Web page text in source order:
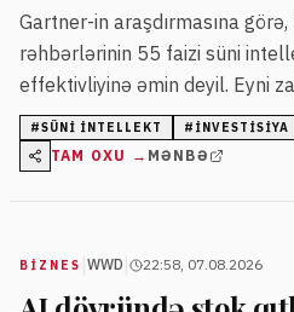
Gartner-in araşdırmasına
rəhbərlərinin 55 faizi süni
effektivliyinə əmin deyil. Eyni
investisiyaların 67 faizi süni
yönəlib.
#SÜNI INTELLEKT # INVESTISIYA
TAM OXU → MƏNBƏ
BIZNES WWD 22:58, 07.08.2026